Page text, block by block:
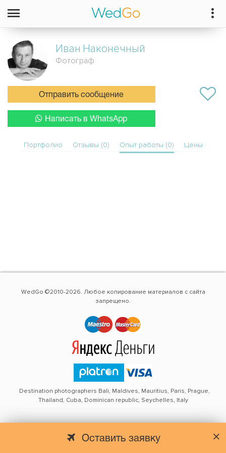
Оставить заявку
Иван Наконечный
Фотограф
Отправить сообщение
Написать в WhatsApp
Портфолио Отзывы (0) Опыт работы (0) Цены
WedGo ©2010-2026. Любое копирование материалов с сайта
запрещено.
Destination photographers Bali, Maldives, Mauritius, Paris, Prague,
Thailand, Cuba, Dominican republic, Seychelles, Italy